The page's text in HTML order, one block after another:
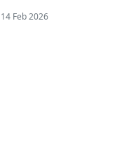
限定揮春
14 Feb 2026